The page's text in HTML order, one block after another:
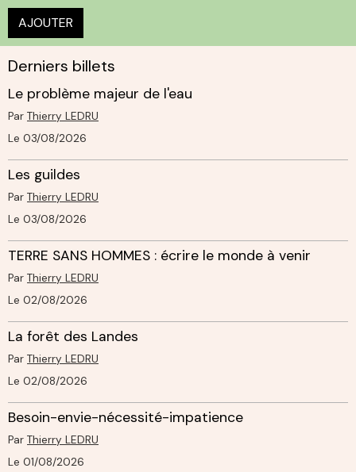
AJOUTER
Derniers billets
Le problème majeur de l'eau
Par Thierry LEDRU
Le 03/08/2026
Les guildes
Par Thierry LEDRU
Le 03/08/2026
TERRE SANS HOMMES : écrire le monde à venir
Par Thierry LEDRU
Le 02/08/2026
La forêt des Landes
Par Thierry LEDRU
Le 02/08/2026
Besoin-envie-nécessité-impatience
Par Thierry LEDRU
Le 01/08/2026